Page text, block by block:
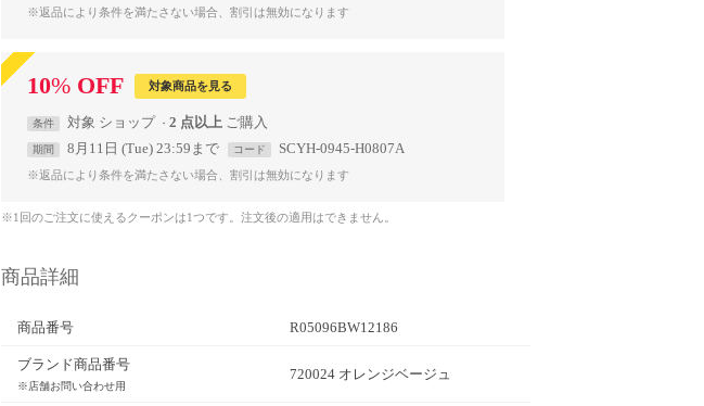
※返品により条件を満たさない場合、割引は無効になります
10% OFF 対象商品を見る
条件 対象 ショップ 2 点以上
期間 8月11日 (Tue) 23:59まで コード SCYH-0945-H0807A
※返品により条件を満たさない場合、割引は無効になります
※1回のご注文に使えるクーポンは1つです。注文後の適用はできません。
商品詳細
商品番号 R05096BW12186
ブランド商品番号
※店舗お問い合わせ用
720024 オレンジベージュ